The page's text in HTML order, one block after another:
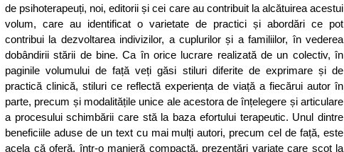
de psihoterapeuți, noi, editorii și cei care au contribuit la alcătuirea acestui
volum, care au identificat o varietate de practici și abordări ce pot
contribui la dezvoltarea indivizilor, a cuplurilor și a familiilor, în vederea
dobândirii stării de bine. Ca în orice lucrare realizată de un colectiv, în
paginile volumului de față veți găsi stiluri diferite de exprimare și de
practică clinică, stiluri ce reflectă experiența de viață a fiecărui autor în
parte, precum și modalitățile unice ale acestora de înțelegere și articulare
a procesului schimbării care stă la baza efortului terapeutic. Unul dintre
beneficiile aduse de un text cu mai mulți autori, precum cel de față, este
acela că oferă, într-o manieră compactă, prezentări variate care scot la